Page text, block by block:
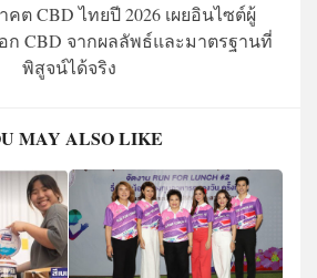
คต CBD ไทยปี 2026 เผยอินไซต์ผู้
ก CBD จากผลลัพธ์และมาตรฐานที่
พิสูจน์ได้จริง
MAY ALSO LIKE